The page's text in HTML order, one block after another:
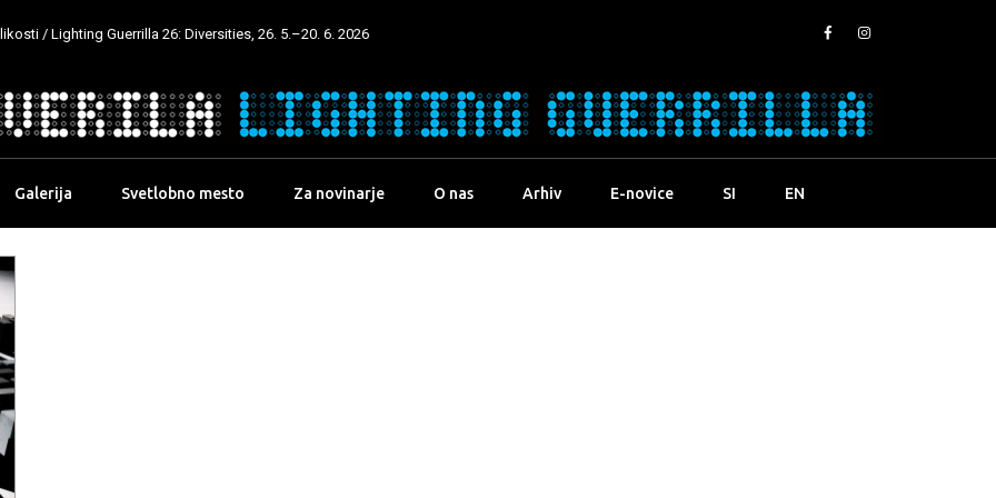
/ Lighting Guerrilla 26: Diversities, 26. 5.–20. 6. 2026
Galerija Svetlobno mesto Za novinarje O nas Arhiv E-novice SI EN